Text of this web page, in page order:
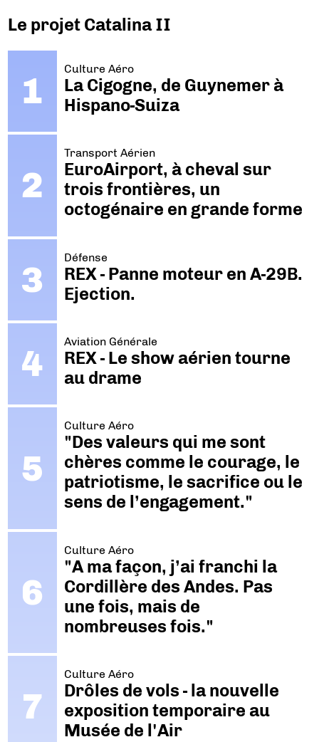
Le projet Catalina II
Culture Aéro
La Cigogne, de Guynemer à
Hispano-Suiza
Transport Aérien
EuroAirport, à cheval sur
trois frontières, un
octogénaire en grande forme
Défense
REX - Panne moteur en A-29B.
Ejection.
Aviation Générale
REX - Le show aérien tourne
au drame
Culture Aéro
"Des valeurs qui me sont
chères comme le courage, le
patriotisme, le sacrifice ou le
sens de l’engagement."
Culture Aéro
"A ma façon, j’ai franchi la
Cordillère des Andes. Pas
une fois, mais de
nombreuses fois."
Culture Aéro
Drôles de vols - la nouvelle
exposition temporaire au
Musée de l'Air